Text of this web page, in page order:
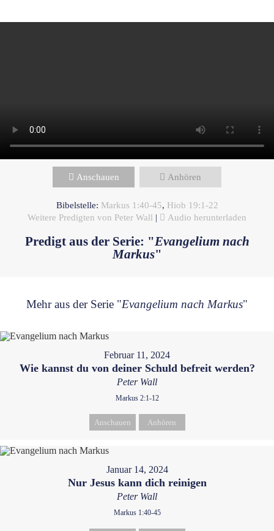
Anschauen Anhören
Bibelstelle: Markus 1:40-45, Hiob 19:1-22
Weitere Predigten von Peter Wall | Audio herunterladen
Predigt aus der Serie: "Evangelium nach
Markus"
Mehr aus der Serie "Evangelium nach Markus"
Februar 11, 2024
Wie kannst du von deiner Schuld befreit werden?
Peter Wall
Markus 2:1-12
Anschauen Anhören
Januar 14, 2024
Nur Jesus kann dich reinigen
Peter Wall
Markus 1:40-45